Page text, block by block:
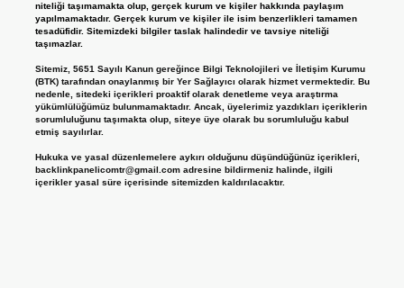
niteliği taşımamakta olup, gerçek kurum ve kişiler hakkında paylaşım
yapılmamaktadır. Gerçek kurum ve kişiler ile isim benzerlikleri tamamen
tesadüfidir. Sitemizdeki bilgiler taslak halindedir ve tavsiye niteliği
taşımazlar.
Sitemiz, 5651 Sayılı Kanun gereğince Bilgi Teknolojileri ve İletişim Kurumu
(BTK) tarafından onaylanmış bir Yer Sağlayıcı olarak hizmet vermektedir. Bu
nedenle, sitedeki içerikleri proaktif olarak denetleme veya araştırma
yükümlülüğümüz bulunmamaktadır. Ancak, üyelerimiz yazdıkları içeriklerin
sorumluluğunu taşımakta olup, siteye üye olarak bu sorumluluğu kabul
etmiş sayılırlar.
Hukuka ve yasal düzenlemelere aykırı olduğunu düşündüğünüz içerikleri,
backlinkpanelicomtr@gmail.comadresine bildirmeniz halinde, ilgili
içerikler yasal süre içerisinde sitemizden kaldırılacaktır.